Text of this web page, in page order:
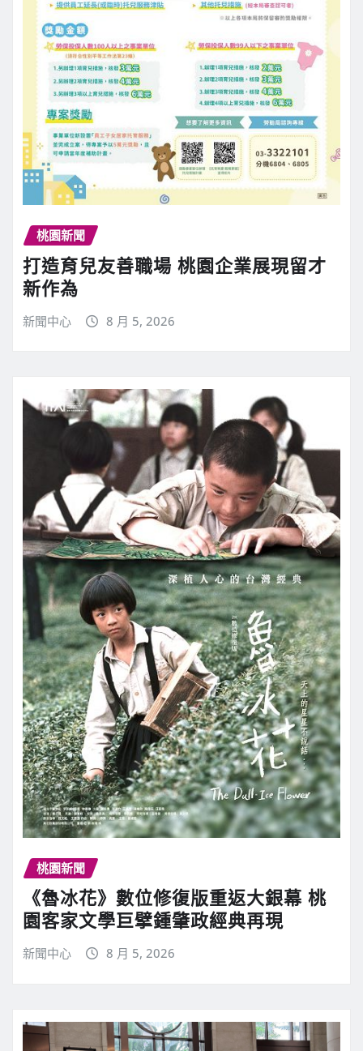
桃園新聞
打造育兒友善職場 桃園企業展現留才
新作為
新聞中心 8 月 5, 2026
桃園新聞
《魯冰花》數位修復版重返大銀幕 桃
園客家文學巨擘鍾肇政經典再現
新聞中心 8 月 5, 2026